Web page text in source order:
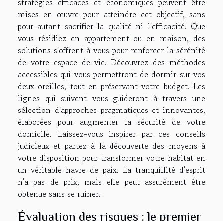
mises en œuvre pour atteindre cet objectif, sans
pour autant sacrifier la qualité ni l'efficacité. Que
vous résidiez en appartement ou en maison, des
solutions s'offrent à vous pour renforcer la sérénité
de votre espace de vie. Découvrez des méthodes
accessibles qui vous permettront de dormir sur vos
deux oreilles, tout en préservant votre budget. Les
lignes qui suivent vous guideront à travers une
sélection d'approches pragmatiques et innovantes,
élaborées pour augmenter la sécurité de votre
domicile. Laissez-vous inspirer par ces conseils
judicieux et partez à la découverte des moyens à
votre disposition pour transformer votre habitat en
un véritable havre de paix. La tranquillité d'esprit
n'a pas de prix, mais elle peut assurément être
obtenue sans se ruiner.
Évaluation des risques : le premier